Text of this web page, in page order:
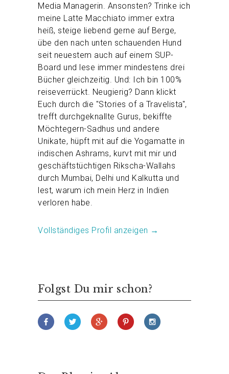
Media Managerin. Ansonsten? Trinke ich
meine Latte Macchiato immer extra
heiß, steige liebend gerne auf Berge,
übe den nach unten schauenden Hund
seit neuestem auch auf einem SUP-
Board und lese immer mindestens drei
Bücher gleichzeitig. Und: Ich bin 100%
reiseverrückt. Neugierig? Dann klickt
Euch durch die "Stories of a Travelista",
trefft durchgeknallte Gurus, bekiffte
Möchtegern-Sadhus und andere
Unikate, hüpft mit auf die Yogamatte in
indischen Ashrams, kurvt mit mir und
geschäftstüchtigen Rikscha-Wallahs
durch Mumbai, Delhi und Kalkutta und
lest, warum ich mein Herz in Indien
verloren habe.
Vollständiges Profil anzeigen →
Folgst Du mir schon?